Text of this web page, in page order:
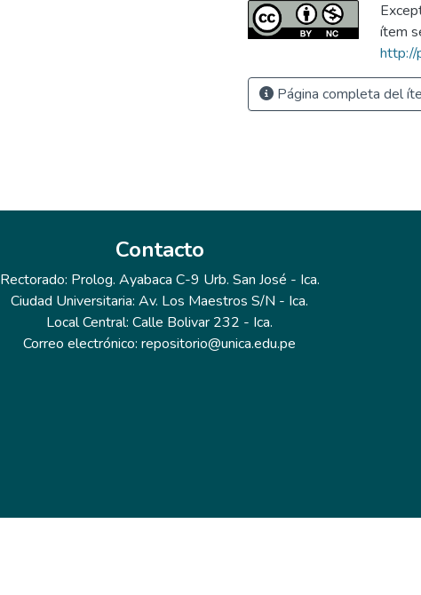
ítem
http://
Página completa del
Contacto
Rectorado: Prolog. Ayabaca C-9 Urb. San José - Ica.
Ciudad Universitaria: Av. Los Maestros S/N - Ica.
Local Central: Calle Bolivar 232 - Ica.
Correo electrónico: repositorio@unica.edu.pe